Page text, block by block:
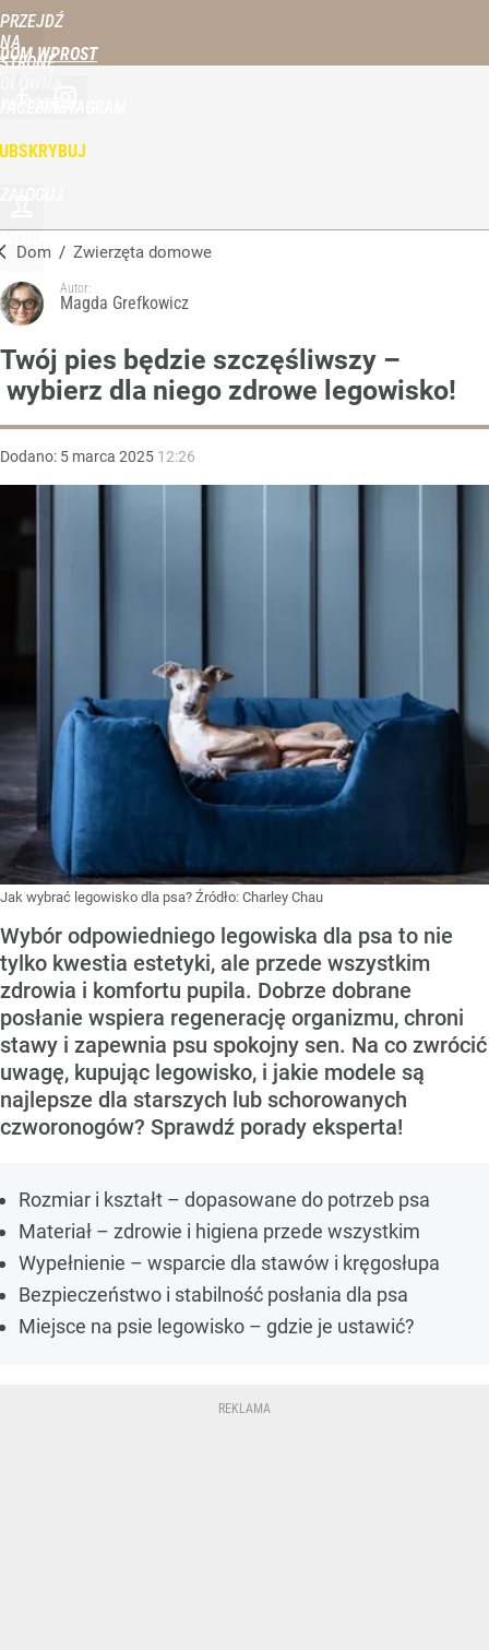
PRZEJDŹ
NA
STRONĘ
DOM WPROST
Dom / Zwierzęta domowe
Autor:
Magda Grefkowicz
Twój pies będzie szczęśliwszy –
wybierz dla niego zdrowe legowisko!
Dodano: 5 marca 2025 12:26
Jak wybrać legowisko dla psa? Źródło: Charley Chau
Wybór odpowiedniego legowiska dla psa to nie
tylko kwestia estetyki, ale przede wszystkim
zdrowia i komfortu pupila. Dobrze dobrane
posłanie wspiera regenerację organizmu, chroni
stawy i zapewnia psu spokojny sen. Na co zwrócić
uwagę, kupując legowisko, i jakie modele są
najlepsze dla starszych lub schorowanych
czworonogów? Sprawdź porady eksperta!
Rozmiar i kształt – dopasowane do potrzeb psa
Materiał – zdrowie i higiena przede wszystkim
Wypełnienie – wsparcie dla stawów i kręgosłupa
Bezpieczeństwo i stabilność posłania dla psa
Miejsce na psie legowisko – gdzie je ustawić?